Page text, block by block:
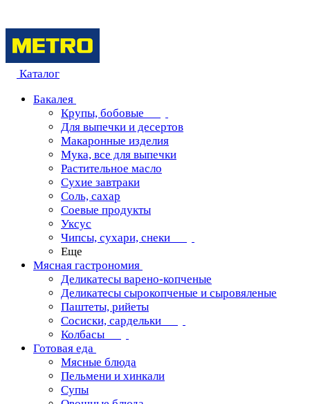
Каталог
Бакалея
Крупы, бобовые
Для выпечки и десертов
Макаронные изделия
Мука, все для выпечки
Растительное масло
Сухие завтраки
Соль, сахар
Соевые продукты
Уксус
Чипсы, сухари, снеки
Еще
Мясная гастрономия
Деликатесы варено-копченые
Деликатесы сырокопченые и сыровяленые
Паштеты, рийеты
Сосиски, сардельки
Колбасы
Готовая еда
Мясные блюда
Пельмени и хинкали
Супы